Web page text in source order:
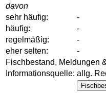
davon
sehr häufig:
-
häufig:
-
regelmäßig:
-
eher selten:
-
Fischbestand, Meldungen
Informationsquelle: allg.